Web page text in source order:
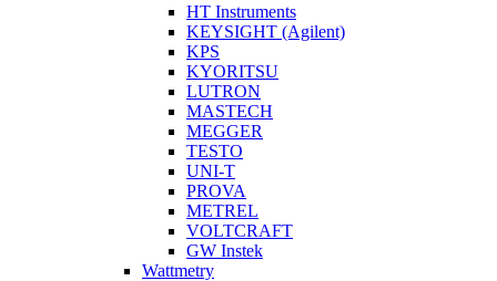
HT Instruments
KEYSIGHT (Agilent)
KPS
KYORITSU
LUTRON
MASTECH
MEGGER
TESTO
UNI-T
PROVA
METREL
VOLTCRAFT
GW Instek
Wattmetry